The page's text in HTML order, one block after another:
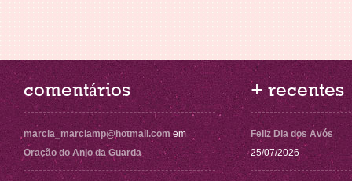
comentários
marcia_marciamp@hotmail.com em
Oração do Anjo da Guarda
+ recentes
Feliz Dia dos Avós
25/07/2026